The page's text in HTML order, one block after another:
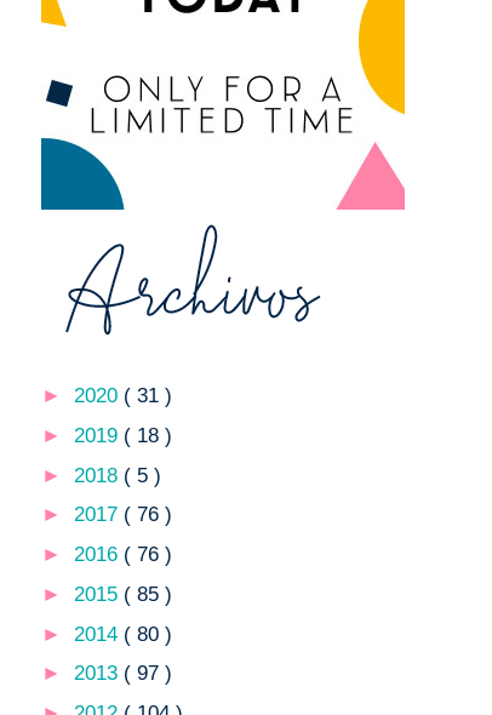
► 2020 ( 31 )
► 2019 ( 18 )
► 2018 ( 5 )
► 2017 ( 76 )
► 2016 ( 76 )
► 2015 ( 85 )
► 2014 ( 80 )
► 2013 ( 97 )